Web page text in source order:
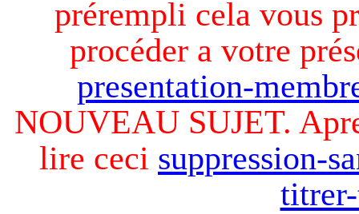
prérempli cela vous
procéder a votre
presentation-
NOUVEAU SUJET.
lire ceci suppression-